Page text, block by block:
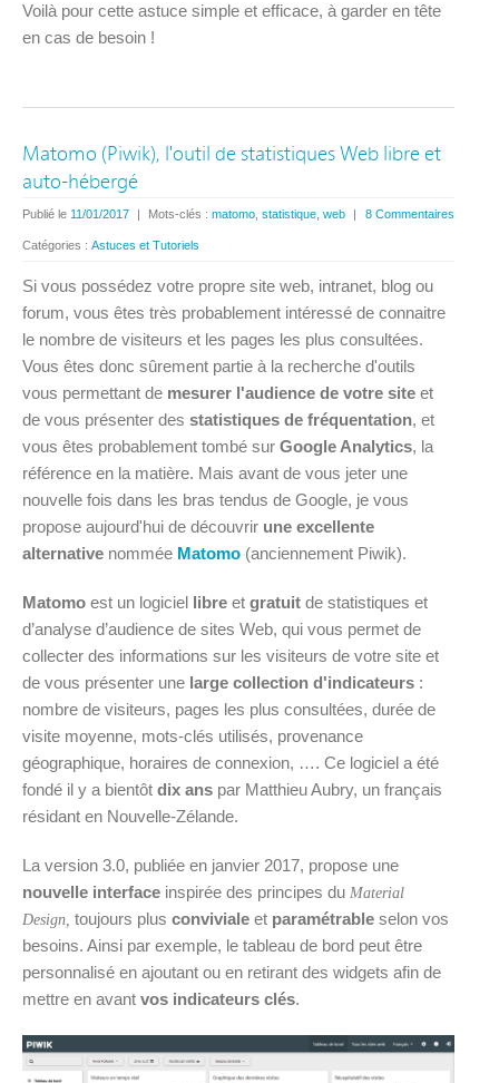
Voilà pour cette astuce simple et efficace, à garder en tête
en cas de besoin !
Matomo (Piwik), l'outil de statistiques Web libre et
auto-hébergé
8 Commentaires
Publié le 11/01/2017 Mots-clés : matomo statistique web
Catégories : Astuces et Tutoriels
Si vous possédez votre propre site web, intranet, blog ou
forum, vous êtes très probablement intéressé de connaitre
le nombre de visiteurs et les pages les plus consultées.
Vous êtes donc sûrement partie à la recherche d'outils
vous permettant de mesurer l'audience de votre site et
de vous présenter des statistiques de fréquentation, et
vous êtes probablement tombé sur Google Analytics, la
référence en la matière. Mais avant de vous jeter une
nouvelle fois dans les bras tendus de Google, je vous
propose aujourd'hui de découvrir une excellente
alternative nommée Matomo (anciennement Piwik).
Matomo est un logiciel libre et gratuit de statistiques et
d’analyse d’audience de sites Web, qui vous permet de
collecter des informations sur les visiteurs de votre site et
de vous présenter une large collection d'indicateurs :
nombre de visiteurs, pages les plus consultées, durée de
visite moyenne, mots-clés utilisés, provenance
géographique, horaires de connexion, …. Ce logiciel a été
fondé il y a bientôt dix ans par Matthieu Aubry, un français
résidant en Nouvelle-Zélande.
La version 3.0, publiée en janvier 2017, propose une
nouvelle interface inspirée des principes du Material
Design, toujours plus conviviale et paramétrable selon vos
besoins. Ainsi par exemple, le tableau de bord peut être
personnalisé en ajoutant ou en retirant des widgets afin de
mettre en avant vos indicateurs clés.